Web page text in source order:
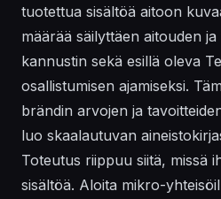
tuotettua sisältöä aitoon
määrää säilyttäen aitouden
kannustin sekä esillä oleva
osallistumisen ajamiseksi.
brändin arvojen ja
luo skaalautuvan
Toteutus riippuu siitä, missä
sisältöä. Aloita mikro-